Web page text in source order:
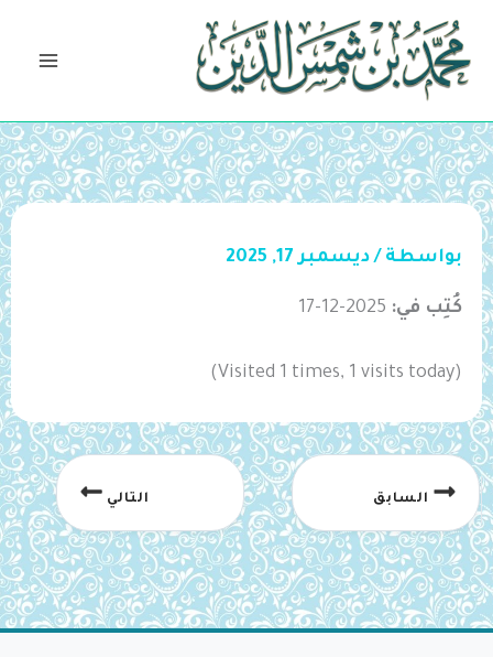
تخطي
المحتوى
بواسطة /ديسمبر 17, 2025
كُتِب في: 2025-12-17
(Visited 1 times, 1 visits today)
السابق التالي